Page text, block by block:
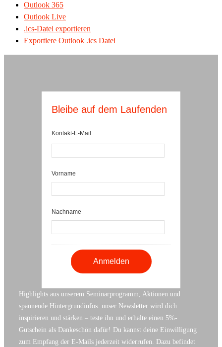
Outlook 365
Outlook Live
.ics-Datei exportieren
Exportiere Outlook .ics Datei
Bleibe auf dem Laufenden
Kontakt-E-Mail
Vorname
Nachname
Highlights aus unserem Seminarprogramm, Aktionen und
spannende Hintergrundinfos: unser Newsletter wird dich
inspirieren und stärken – teste ihn und erhalte einen 5%-
Gutschein als Dankeschön dafür! Du kannst deine Einwilligung
zum Empfang der E-Mails jederzeit widerrufen. Dazu befindet